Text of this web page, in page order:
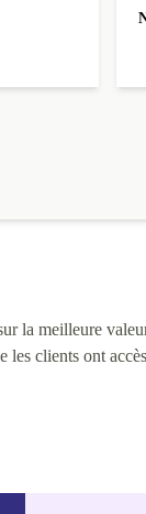
la meilleure
clients ont